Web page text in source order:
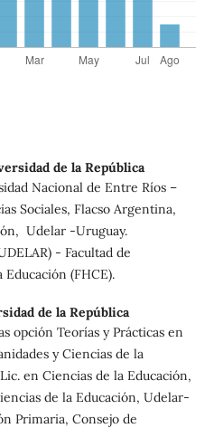
de la República
Nacional de Entre Ríos –
Sociales, Flacso Argentina,
Udelar -Uruguay.
- Facultad de
(FHCE).
de la República
opción Teorías y Prácticas en
y Ciencias de la
en Ciencias de la Educación,
de la Educación, Udelar-
Primaria, Consejo de